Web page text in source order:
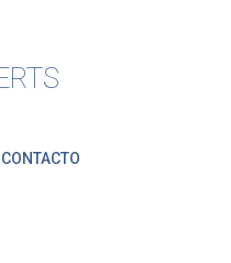
CONTACTO